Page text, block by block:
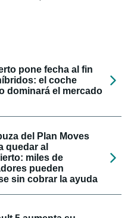
pone fecha al fin
el coche
dominará el mercado
del Plan Moves
quedar al
miles de
pueden
sin cobrar la ayuda